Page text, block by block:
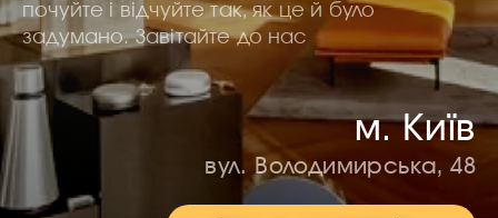
почуйте і відчуйте так, як це й було
задумано. Завітайте до нас
м. Київ
вул. Володимирська, 48